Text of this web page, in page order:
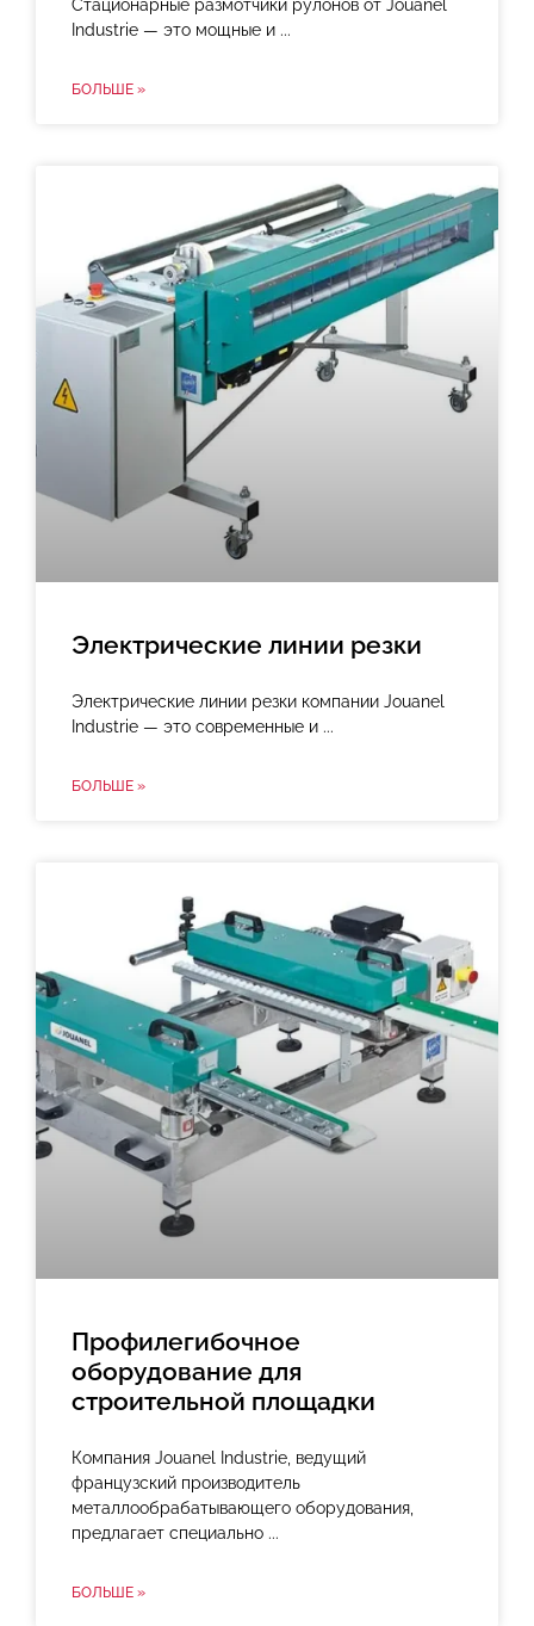
Стационарные размотчики рулонов от Jouanel
Industrie — это мощные и
БОЛЬШЕ »
Электрические линии резки
Электрические линии резки компании Jouanel
Industrie — это современные и
БОЛЬШЕ »
Профилегибочное
оборудование для
строительной площадки
Компания Jouanel Industrie, ведущий
французский производитель
металлообрабатывающего оборудования,
предлагает специально
БОЛЬШЕ »